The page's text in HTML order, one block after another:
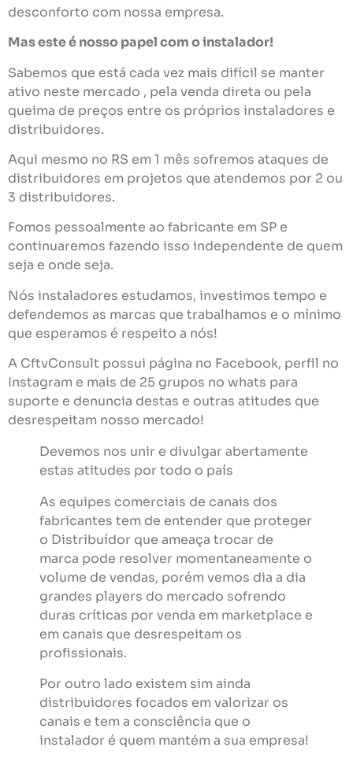
desconforto com nossa empresa.
Mas este é nosso papel com o instalador!
Sabemos que está cada vez mais difícil se manter
ativo neste mercado , pela venda direta ou pela
queima de preços entre os próprios instaladores e
distribuidores.
Aqui mesmo no RS em 1 mês sofremos ataques de
distribuidores em projetos que atendemos por 2 ou
3 distribuidores.
Fomos pessoalmente ao fabricante em SP e
continuaremos fazendo isso independente de quem
seja e onde seja.
Nós instaladores estudamos, investimos tempo e
defendemos as marcas que trabalhamos e o mínimo
que esperamos é respeito a nós!
A CftvConsult possui página no Facebook, perfil no
Instagram e mais de 25 grupos no whats para
suporte e denuncia destas e outras atitudes que
desrespeitam nosso mercado!
Devemos nos unir e divulgar abertamente
estas atitudes por todo o país
As equipes comerciais de canais dos
fabricantes tem de entender que proteger
o Distribuídor que ameaça trocar de
marca pode resolver momentaneamente o
volume de vendas, porém vemos dia a dia
grandes players do mercado sofrendo
duras críticas por venda em marketplace e
em canais que desrespeitam os
profissionais.
Por outro lado existem sim ainda
distribuidores focados em valorizar os
canais e tem a consciência que o
instalador é quem mantém a sua empresa!